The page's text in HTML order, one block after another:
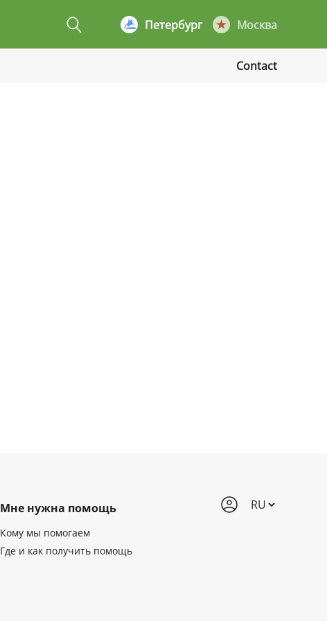
Петербург Москва
Contact
Мне нужна помощь
Кому мы помогаем
Где и как получить помощь